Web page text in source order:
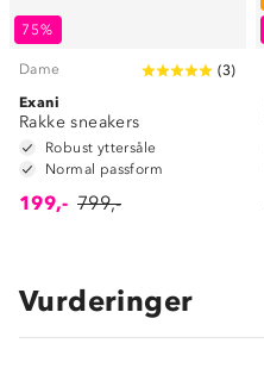
75%
Dame (3)
Exani
Rakke sneakers
Robust yttersåle
Normal passform
199,- 799,-
Vurderinger